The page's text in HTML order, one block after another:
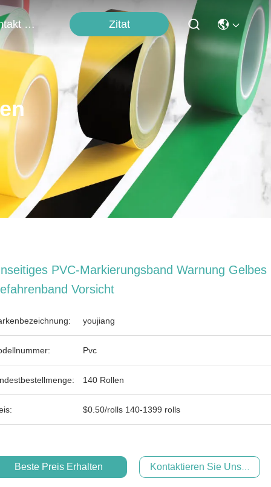
Kontakt Mit Uns Zitat
PVC-Markierungsband Warnung Gelbes
Vorsicht
youjiang
Pvc
140 Rollen
$0.50/rolls 140-1399 rolls
Beste Preis Erhalten Kontaktieren Sie Uns Jetzt